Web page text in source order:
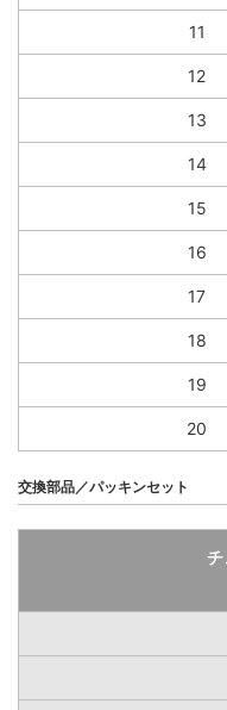
11
12
13
14
15
16
17
18
19
20
交換部品／パッキンセット
チ